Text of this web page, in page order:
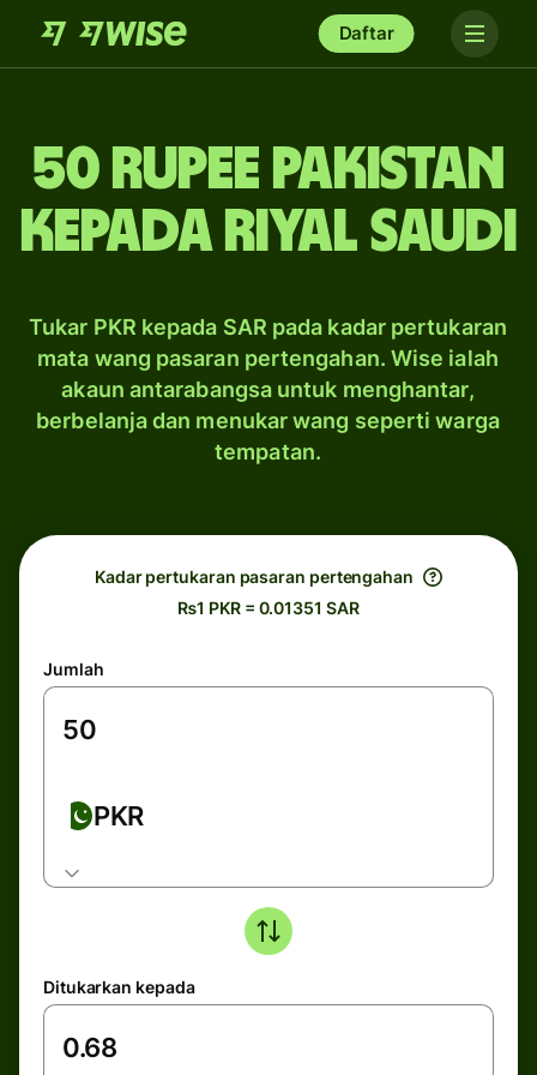
Daftar
50 rupee Pakistan
kepada riyal Saudi
Tukar PKR kepada SAR pada kadar pertukaran
mata wang pasaran pertengahan. Wise ialah
akaun antarabangsa untuk menghantar,
berbelanja dan menukar wang seperti warga
tempatan.
Kadar pertukaran pasaran pertengahan
₨1 PKR = 0.01351 SAR
Jumlah
PKR
Ditukarkan kepada